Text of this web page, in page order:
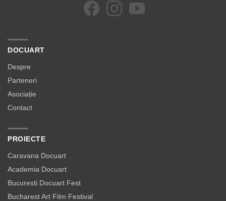
DOCUART
Despre
Parteneri
Asociație
Contact
PROIECTE
Caravana Docuart
Academia Docuart
Bucuresti Docuart Fest
Bucharest Art Film Festival